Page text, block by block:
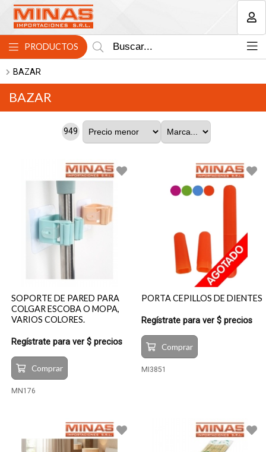
PRODUCTOS
BAZAR
BAZAR
949
SOPORTE DE PARED PARA
COLGAR ESCOBA O MOPA,
VARIOS COLORES.
Regístrate para ver $ precios
Comprar
MN176
PORTA CEPILLOS DE DIENTES
Regístrate para ver $ precios
Comprar
MI3851